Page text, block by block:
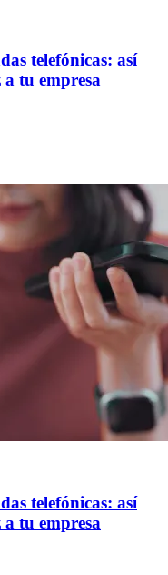
telefónicas: así
tu empresa
telefónicas: así
tu empresa